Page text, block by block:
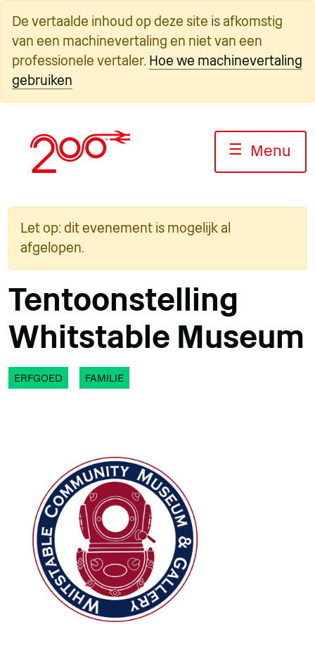
naar
inhoud
De vertaalde inhoud op deze site is afkomstig
van een machinevertaling en niet van een
professionele vertaler. Hoe we machinevertaling
gebruiken
☰ Menu
Let op: dit evenement is mogelijk al
afgelopen.
Tentoonstelling
Whitstable Museum
ERFGOED FAMILIE